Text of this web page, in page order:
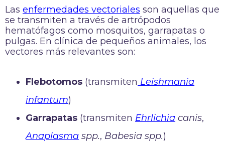
Las enfermedades vectoriales son aquellas que
se transmiten a través de artrópodos
hematófagos como mosquitos, garrapatas o
pulgas. En clínica de pequeños animales, los
vectores más relevantes son:
Flebotomos (transmiten Leishmania
infantum)
Garrapatas (transmiten Ehrlichia canis,
Anaplasma spp., Babesia spp.)